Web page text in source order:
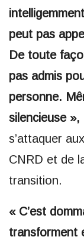
peut pas
De toute
pas admis
personne.
silencieuse »,
s’attaquer
CNRD et de
transition.
« C’est
transforment